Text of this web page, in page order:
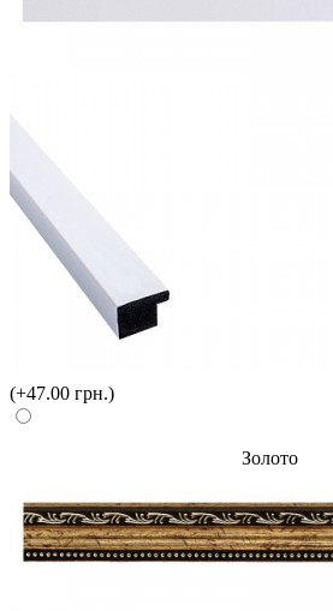
(+47.00 грн.)
Золото